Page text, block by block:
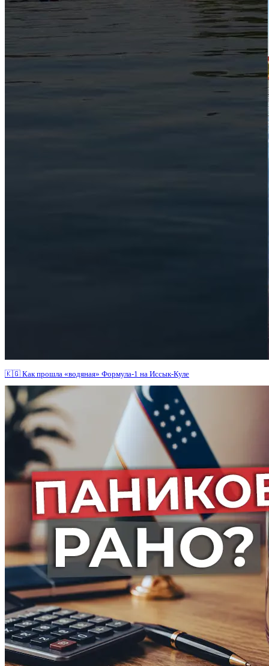
🇰🇬 Как прошла «водяная» Формула-1 на Иссык-Куле